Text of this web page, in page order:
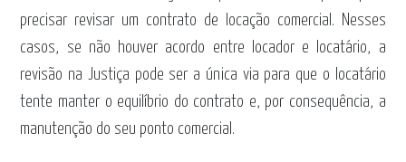
precisar revisar um contrato de locação comercial. Nesses
casos, se não houver acordo entre locador e locatário, a
revisão na Justiça pode ser a única via para que o locatário
tente manter o equilíbrio do contrato e, por consequência, a
manutenção do seu ponto comercial.